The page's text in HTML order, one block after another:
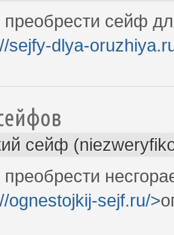
сейф
sejfy-dlya-
сейф
ognestojkij-sejf.ru/>